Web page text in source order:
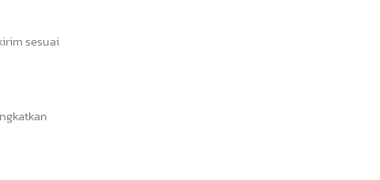
sesuai